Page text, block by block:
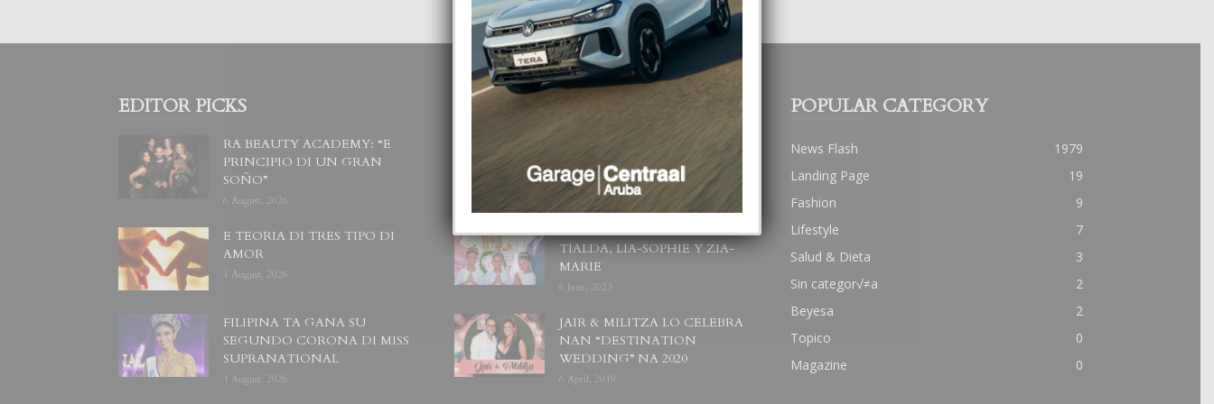
EDITOR PICKS
RA BEAUTY ACADEMY: “E
PRINCIPIO DI UN GRAN
SOÑO”
6 August, 2026
E TEORIA DI TRES TIPO DI
AMOR
4 August, 2026
FILIPINA TA GANA SU
SEGUNDO CORONA DI MISS
SUPRANATIONAL
1 August, 2026
POPULAR POSTS
BODA MANSUR
3 December, 2019
UN DIA INOLVIDABEL PA
TIALDA, LIA-SOPHIE Y ZIA-
MARIE
6 June, 2023
JAIR & MILITZA LO CELEBRA
NAN “DESTINATION
WEDDING” NA 2020
6 April, 2019
POPULAR CATEGORY
News Flash
1979
Landing Page
19
Fashion
9
Lifestyle
7
Salud & Dieta
3
Sin categor√≠a
2
Beyesa
2
Topico
0
Magazine
0